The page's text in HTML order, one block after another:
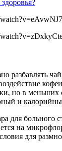
разбавлять
но в меньших
и
для больного
на
для